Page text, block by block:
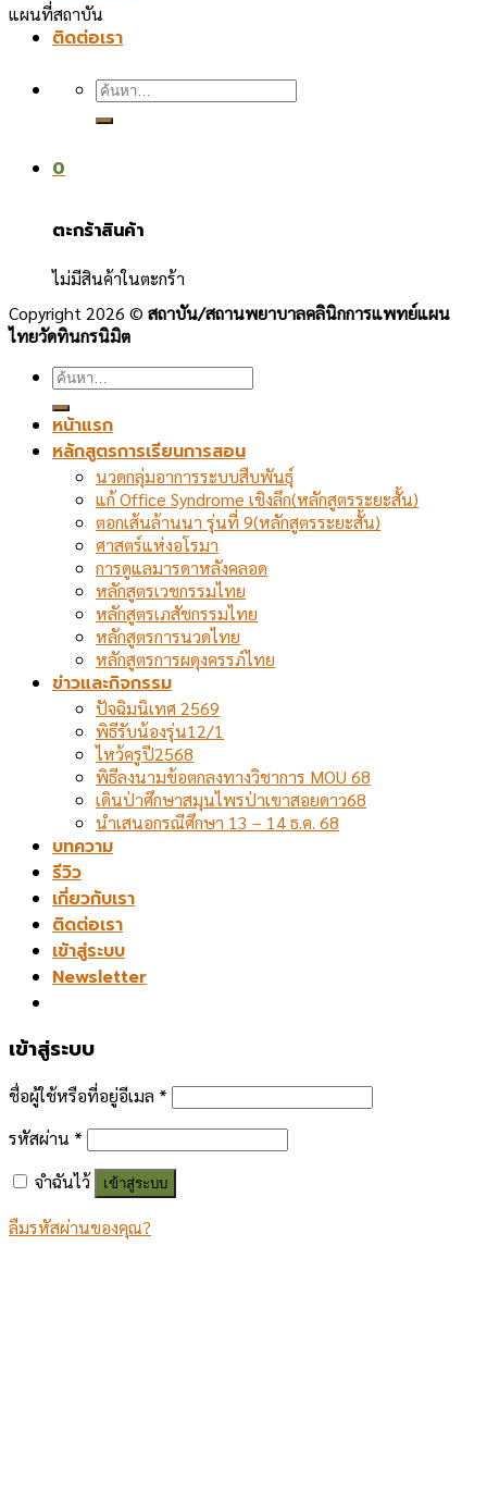
ติดต่อเรา
ค้นหา:
0
ตะกร้าสินค้า
ไม่มีสินค้าในตะกร้า
แผนที่สถาบัน
Copyright 2026 © สถาบัน/สถานพยาบาลคลินิกการแพทย์แผน
ไทยวัดทินกรนิมิต
ค้นหา:
หน้าแรก
หลักสูตรการเรียนการสอน
นวดกลุ่มอาการระบบสืบพันธุ์
แก้ Office Syndrome เชิงลึก(หลักสูตรระยะสั้น)
ตอกเส้นล้านนา รุ่นที่ 9(หลักสูตรระยะสั้น)
ศาสตร์แห่งอโรมา
การดูแลมารดาหลังคลอด
หลักสูตรเวชกรรมไทย
หลักสูตรเภสัชกรรมไทย
หลักสูตรการนวดไทย
หลักสูตรการผดุงครรภ์ไทย
ข่าวและกิจกรรม
ปัจฉิมนิเทศ 2569
พิธีรับน้องรุ่น12/1
ไหว้ครูปี2568
พิธีลงนามข้อตกลงทางวิชาการ MOU 68
เดินป่าศึกษาสมุนไพรป่าเขาสอยดาว68
นำเสนอกรณีศึกษา 13 – 14 ธ.ค. 68
บทความ
รีวิว
เกี่ยวกับเรา
ติดต่อเรา
เข้าสู่ระบบ
Newsletter
เข้าสู่ระบบ
ชื่อผู้ใช้หรือที่อยู่อีเมล *
รหัสผ่าน *
จำฉันไว้
เข้าสู่ระบบ
ลืมรหัสผ่านของคุณ?